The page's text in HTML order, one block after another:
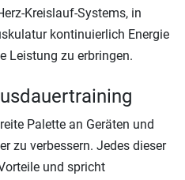
Kreislauf-Systems, in
kontinuierlich Energie
Leistung zu erbringen.
Palette an Geräten und
zu verbessern. Jedes dieser
und spricht